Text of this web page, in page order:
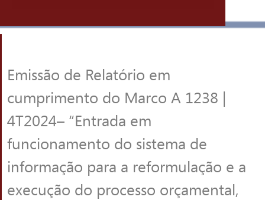
Emissão de Relatório em
cumprimento do Marco A 1238 |
4T2024– “Entrada em
funcionamento do sistema de
informação para a reformulação e a
execução do processo orçamental,